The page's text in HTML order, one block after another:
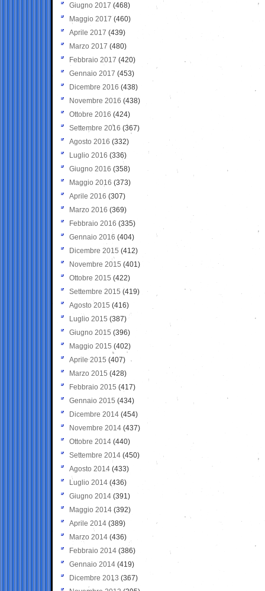
Giugno 2017 (468)
Maggio 2017 (460)
Aprile 2017 (439)
Marzo 2017 (480)
Febbraio 2017 (420)
Gennaio 2017 (453)
Dicembre 2016 (438)
Novembre 2016 (438)
Ottobre 2016 (424)
Settembre 2016 (367)
Agosto 2016 (332)
Luglio 2016 (336)
Giugno 2016 (358)
Maggio 2016 (373)
Aprile 2016 (307)
Marzo 2016 (369)
Febbraio 2016 (335)
Gennaio 2016 (404)
Dicembre 2015 (412)
Novembre 2015 (401)
Ottobre 2015 (422)
Settembre 2015 (419)
Agosto 2015 (416)
Luglio 2015 (387)
Giugno 2015 (396)
Maggio 2015 (402)
Aprile 2015 (407)
Marzo 2015 (428)
Febbraio 2015 (417)
Gennaio 2015 (434)
Dicembre 2014 (454)
Novembre 2014 (437)
Ottobre 2014 (440)
Settembre 2014 (450)
Agosto 2014 (433)
Luglio 2014 (436)
Giugno 2014 (391)
Maggio 2014 (392)
Aprile 2014 (389)
Marzo 2014 (436)
Febbraio 2014 (386)
Gennaio 2014 (419)
Dicembre 2013 (367)